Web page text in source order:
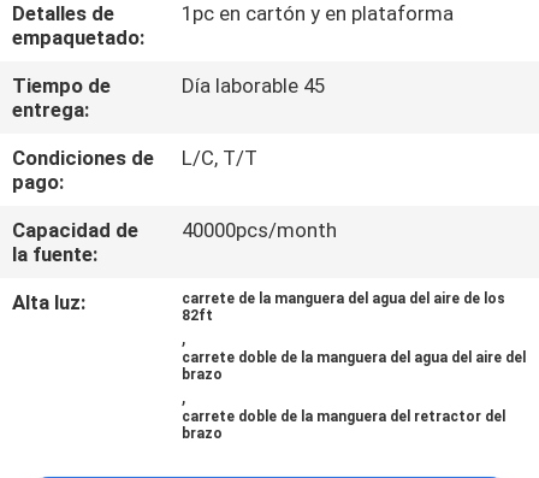
CONTROL
DE
CALIDAD
CONTÁCTENOS
NOTICIAS
PRESUPUESTO
Detalles de
empaquetado:
1pc en cartón y en plataforma
Tiempo de
entrega:
Día laborable 45
Condiciones de
pago:
L/C, T/T
Capacidad de
la fuente:
40000pcs/month
Alta luz:
carrete de la manguera del agua del aire de los
82ft
,
carrete doble de la manguera del agua del aire del
brazo
,
carrete doble de la manguera del retractor del
brazo